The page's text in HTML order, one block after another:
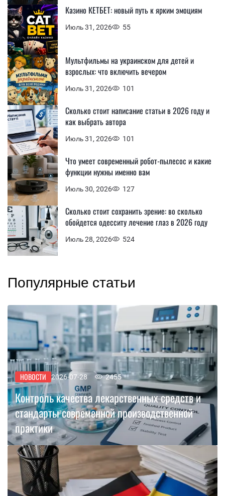
Июль 31, 2026 55
Казино КЕТБЕТ: новый путь к ярким эмоциям
Июль 31, 2026 101
Мультфильмы на украинском для детей и
взрослых: что включить вечером
Июль 31, 2026 101
Сколько стоит написание статьи в 2026 году и
как выбрать автора
Июль 30, 2026 127
Что умеет современный робот-пылесос и какие
функции нужны именно вам
Июль 28, 2026 524
Сколько стоит сохранить зрение: во сколько
обойдется одесситу лечение глаз в 2026 году
Популярные статьи
НОВОСТИ 2026-07-28 2455
Контроль качества лекарственных средств и
стандарты современной производственной
практики